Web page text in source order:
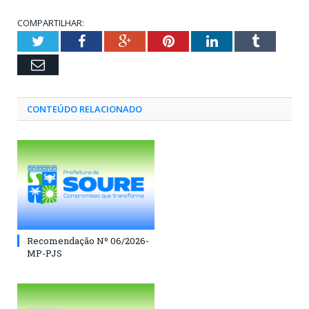
COMPARTILHAR:
TwitterFacebookGoogle+PinterestLinkedInTumblr
Email
CONTEÚDO RELACIONADO
Recomendação Nº 06/2026-
MP-PJS